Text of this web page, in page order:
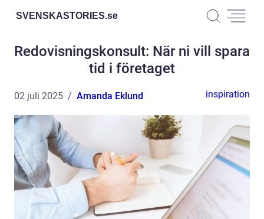
SVENSKASTORIES.se
Redovisningskonsult: När ni vill spara
tid i företaget
02 juli 2025 Amanda Eklund inspiration